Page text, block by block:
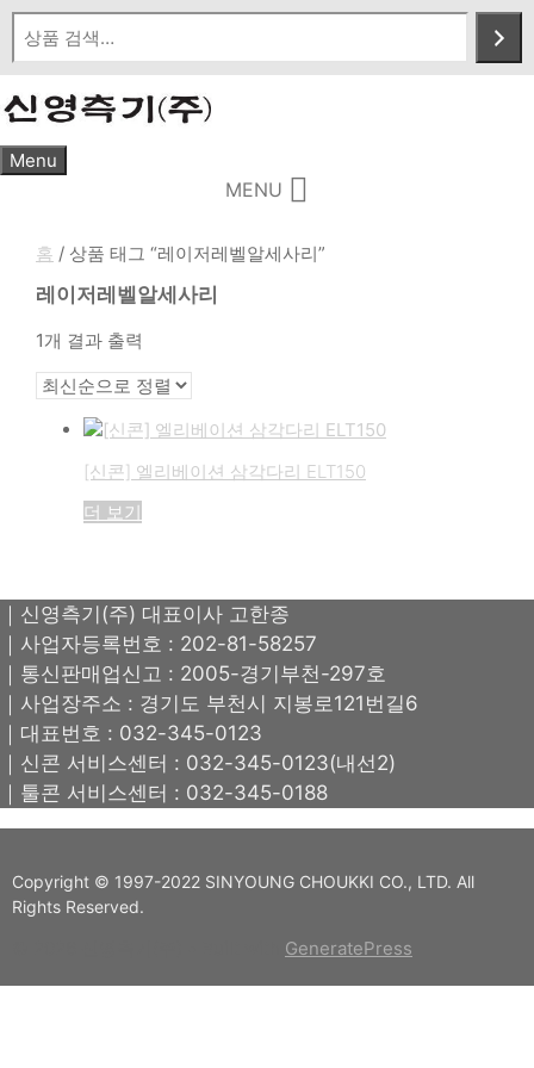
Skip
content
Menu
MENU
홈 / 상품 태그 “레이저레벨알세사리”
레이저레벨알세사리
1개 결과 출력
[신콘] 엘리베이션 삼각다리 ELT150
더 보기
｜신영측기(주) 대표이사 고한종
｜사업자등록번호 : 202-81-58257
｜통신판매업신고 : 2005-경기부천-297호
｜사업장주소 : 경기도 부천시 지봉로121번길6
｜대표번호 : 032-345-0123
｜신콘 서비스센터 : 032-345-0123(내선2)
｜툴콘 서비스센터 : 032-345-0188
Copyright © 1997-2022 SINYOUNG CHOUKKI CO., LTD. All
Rights Reserved.
GeneratePress